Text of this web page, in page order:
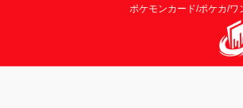
ポケモンカード/ポケカ/